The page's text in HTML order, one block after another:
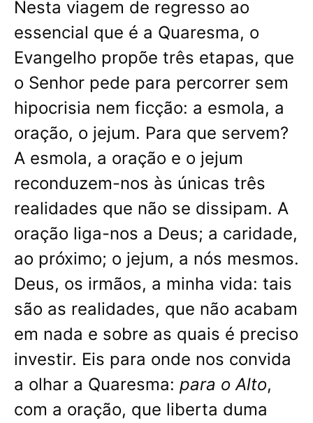
Nesta viagem de regresso ao
essencial que é a Quaresma, o
Evangelho propõe três etapas, que
o Senhor pede para percorrer sem
hipocrisia nem ficção: a esmola, a
oração, o jejum. Para que servem?
A esmola, a oração e o jejum
reconduzem-nos às únicas três
realidades que não se dissipam. A
oração liga-nos a Deus; a caridade,
ao próximo; o jejum, a nós mesmos.
Deus, os irmãos, a minha vida: tais
são as realidades, que não acabam
em nada e sobre as quais é preciso
investir. Eis para onde nos convida
a olhar a Quaresma: para o Alto,
com a oração, que liberta duma